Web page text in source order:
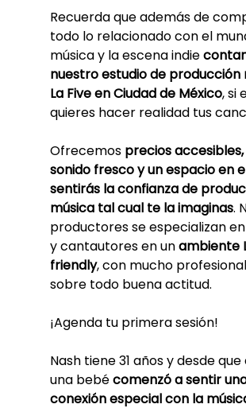
Recuerda que además de
todo lo relacionado con el
música y la escena indie
nuestro estudio de producción
La Five en Ciudad de México, si
quieres hacer realidad tus
Ofrecemos precios accesibles,
sonido fresco y un espacio en
sentirás la confianza de
música tal cual te la imaginas.
productores se especializan
y cantautores en un ambiente
friendly, con mucho
sobre todo buena actitud.
¡Agenda tu primera sesión!
Nash tiene 31 años y desde
una bebé comenzó a sentir
conexión especial con la